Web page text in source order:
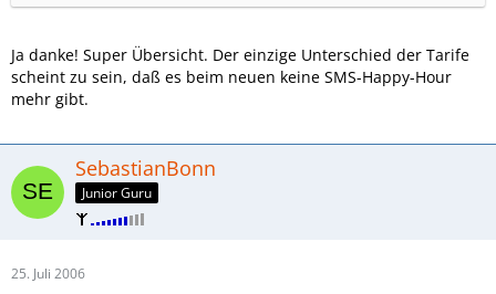
Ja danke! Super Übersicht. Der einzige Unterschied der Tarife
scheint zu sein, daß es beim neuen keine SMS-Happy-Hour
mehr gibt.
SebastianBonn
Junior Guru
25. Juli 2006